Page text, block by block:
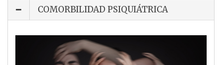
COMORBILIDAD PSIQUIÁTRICA